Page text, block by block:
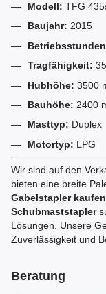
Modell: TFG
Baujahr: 2015
Tragfähigkeit:
Hubhöhe: 3500
Bauhöhe: 2400
Masttyp: Duplex
Motortyp: LPG
Wir sind auf den
bieten eine breite
Gabelstapler kaufen
Schubmaststapler
Lösungen. Unsere
Zuverlässigkeit und
Beratung